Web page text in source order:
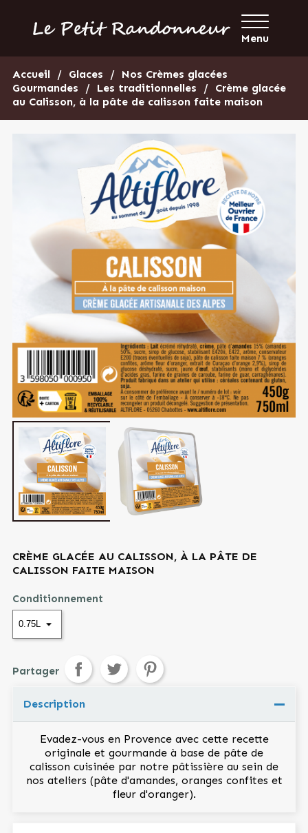
Menu
Accueil Glaces
Nos Crèmes glacées
Gourmandes
Les traditionnelles
Crème glacée
au Calisson, à la pâte de calisson faite maison
Description
Evadez-vous en Provence avec cette recette
originale et gourmande à base de pâte de
calisson cuisinée par notre pâtissière au sein de
nos ateliers (pâte d'amandes, oranges confites et
fleur d'oranger).
CRÈME GLACÉE AU CALISSON, À LA PÂTE DE
CALISSON FAITE MAISON
Conditionnement
Partager
PartagerTweet Pinterest